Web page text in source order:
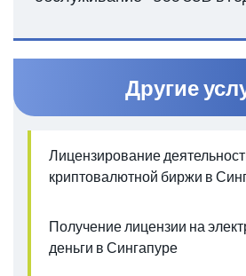
Другие
Лицензирование
криптовалютной биржи в
Получение лицензии на
деньги в Сингапуре